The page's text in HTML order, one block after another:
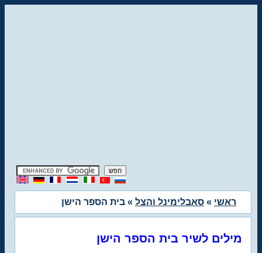
ראשי » סאבלימינל והצל » בית הספר הישן
מילים לשיר בית הספר הישן